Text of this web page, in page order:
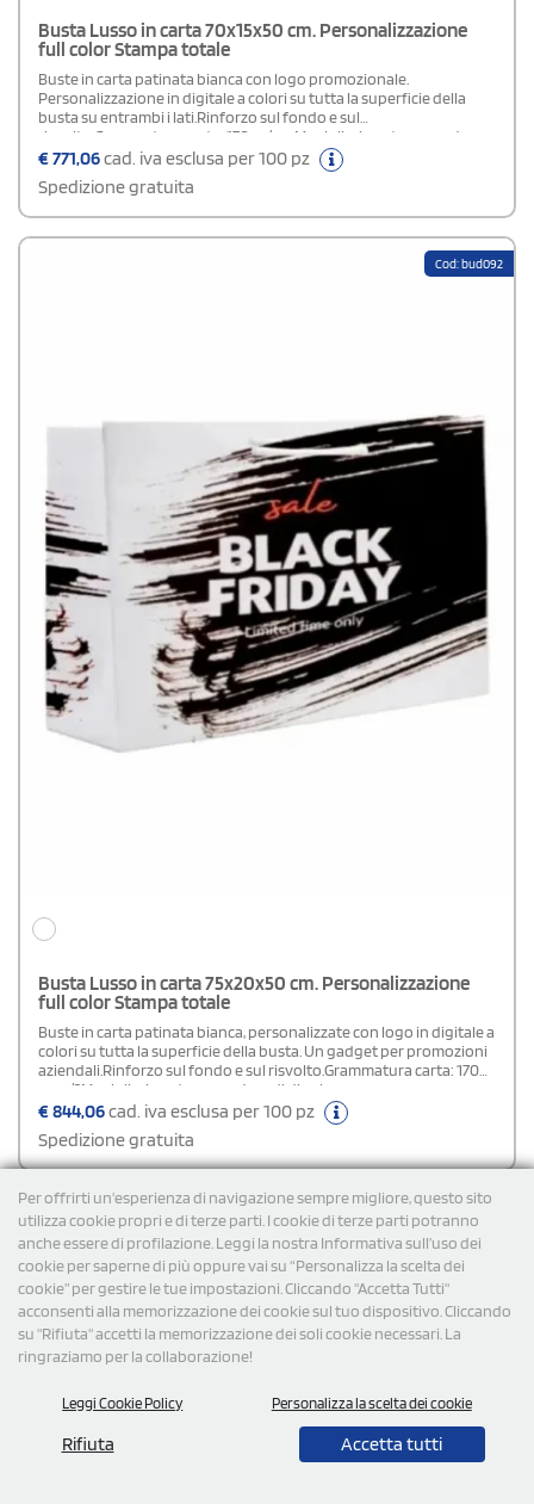
Per offrirti un'esperienza di navigazione sempre migliore, questo sito
utilizza cookie propri e di terze parti. I cookie di terze parti potranno
anche essere di profilazione. Leggi la nostra Informativa sull’uso dei
cookie per saperne di più oppure vai su “Personalizza la scelta dei
cookie” per gestire le tue impostazioni. Cliccando "Accetta Tutti"
acconsenti alla memorizzazione dei cookie sul tuo dispositivo. Cliccando
su "Rifiuta" accetti la memorizzazione dei soli cookie necessari. La
ringraziamo per la collaborazione!
Leggi Cookie Policy Personalizza la scelta dei cookie
Rifiuta Accetta tutti
Busta Lusso in carta 70x15x50 cm. Personalizzazione
full color Stampa totale
Buste in carta patinata bianca con logo promozionale.
Personalizzazione in digitale a colori su tutta la superficie della
busta su entrambi i lati.Rinforzo sul fondo e sul
risvolto.Grammatura carta: 170 gr/mqManiglia: in cotone con 4
nodi di colore biancoPersonalizzazione: su entrambi i lati in
quadricromiaArea di stampa: stampa totale (su tutta la superficie
della busta)Plastificazione: lucida o opacaIn fase d'ordine
specificare nel campo "note di stampa" la tipologia di
€771,06cad. iva esclusa per 100 pz
Spedizione gratuita
Cod: bud092
Busta Lusso in carta 75x20x50 cm. Personalizzazione
full color Stampa totale
Buste in carta patinata bianca, personalizzate con logo in digitale a
colori su tutta la superficie della busta. Un gadget per promozioni
aziendali.Rinforzo sul fondo e sul risvolto.Grammatura carta: 170
gr m/2Maniglia: in cotone con 4 nodi di colore
biancoPersonalizzazione: su entrambi i lati in quadricromia.Area di
stampa: stampa totale (su tutta la superficie della
busta)Plastificazione: lucida o opacaIn fase d'ordine specificare nel
campo "note di stampa" la tipologia di plastificazione scelta.
€844,06cad. iva esclusa per 100 pz
Spedizione gratuita
Recapiti
02 2111 8602